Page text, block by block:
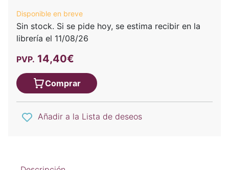
Disponible en breve
Sin stock. Si se pide hoy, se estima recibir en la
librería el 11/08/26
PVP. 14,40€
Comprar
Añadir a la Lista de deseos